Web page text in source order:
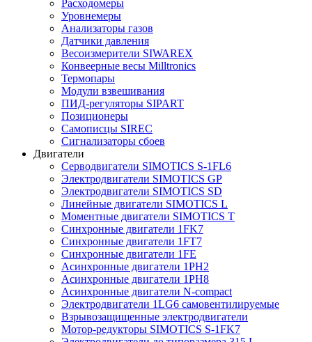
Расходомеры
Уровнемеры
Анализаторы газов
Датчики давления
Весоизмерители SIWAREX
Конвеерные весы Milltronics
Термопары
Модули взвешивания
ПИД-регуляторы SIPART
Позиционеры
Самописцы SIREC
Сигнализаторы сбоев
Двигатели
Серводвигатели SIMOTICS S-1FL6
Электродвигатели SIMOTICS GP
Электродвигатели SIMOTICS SD
Линейные двигатели SIMOTICS L
Моментные двигатели SIMOTICS T
Синхронные двигатели 1FK7
Синхронные двигатели 1FT7
Синхронные двигатели 1FE
Асинхронные двигатели 1PH2
Асинхронные двигатели 1PH8
Асинхронные двигатели N-compact
Электродвигатели 1LG6 cамовентилируемые
Взрывозащищенные электродвигатели
Мотор-редукторы SIMOTICS S-1FK7